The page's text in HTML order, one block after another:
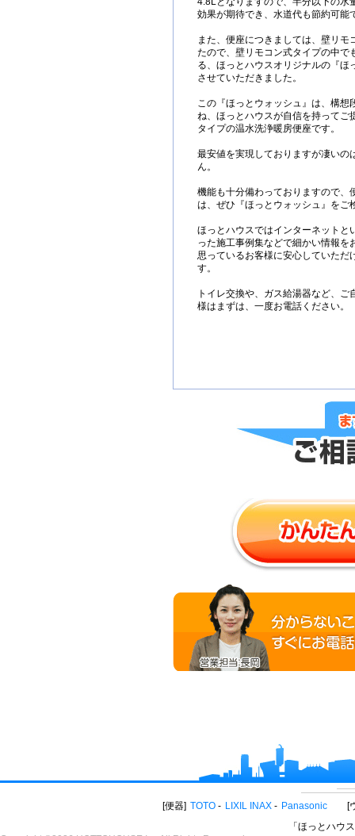
効果が期待でき、水道代も節約可能
また、便座につきましては、壁リモ
たので、壁リモコン式タイプの中で
る、ほっとハウスオリジナルの『ほ
させていただきました。
この『ほっとウォッシュ』は、構想
ね、ほっとハウスが自信を持ってご
タイプの温水洗浄暖房便座です。
最安値を実現しておりますが凄いの
ん。
機能も十分備わっておりますので、
は、ぜひ『ほっとウォッシュ』をご
ほっとハウスではインターネットと
った施工事例集などで細かい情報を
思っているお客様に安心していただ
す。
トイレ交換や、ガス給湯器など、
様はまずは、一度お電話ください。
便器 TOTO LIXIL INAX Panasonic
「ほっとハウ